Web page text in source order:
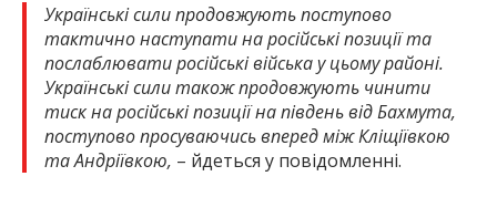
Українські сили продовжують поступово
тактично наступати на російські позиції та
послаблювати російські війська у цьому районі.
Українські сили також продовжують чинити
тиск на російські позиції на південь від Бахмута,
поступово просуваючись вперед між Кліщіївкою
та Андріївкою, – йдеться у повідомленні.